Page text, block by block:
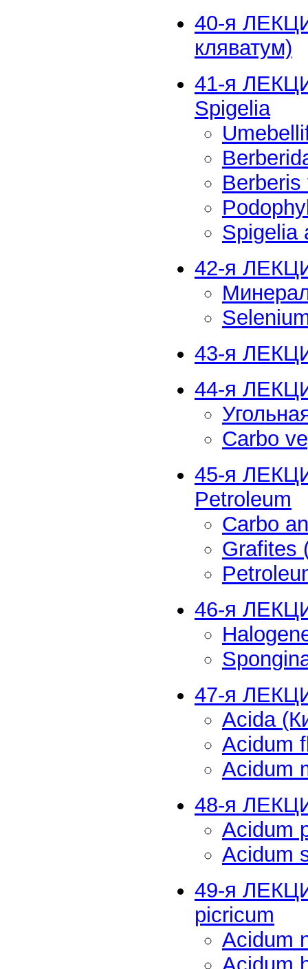
40-я
кляватум)
41-я
Spigelia
Berberis
Spigelia
42-я
43-я
44-я
Carbo
45-я
Petroleum
Carbo
Grafites
46-я
47-я
Acida
Acidum
Acidum
48-я
Acidum
Acidum
49-я
picricum
Acidum